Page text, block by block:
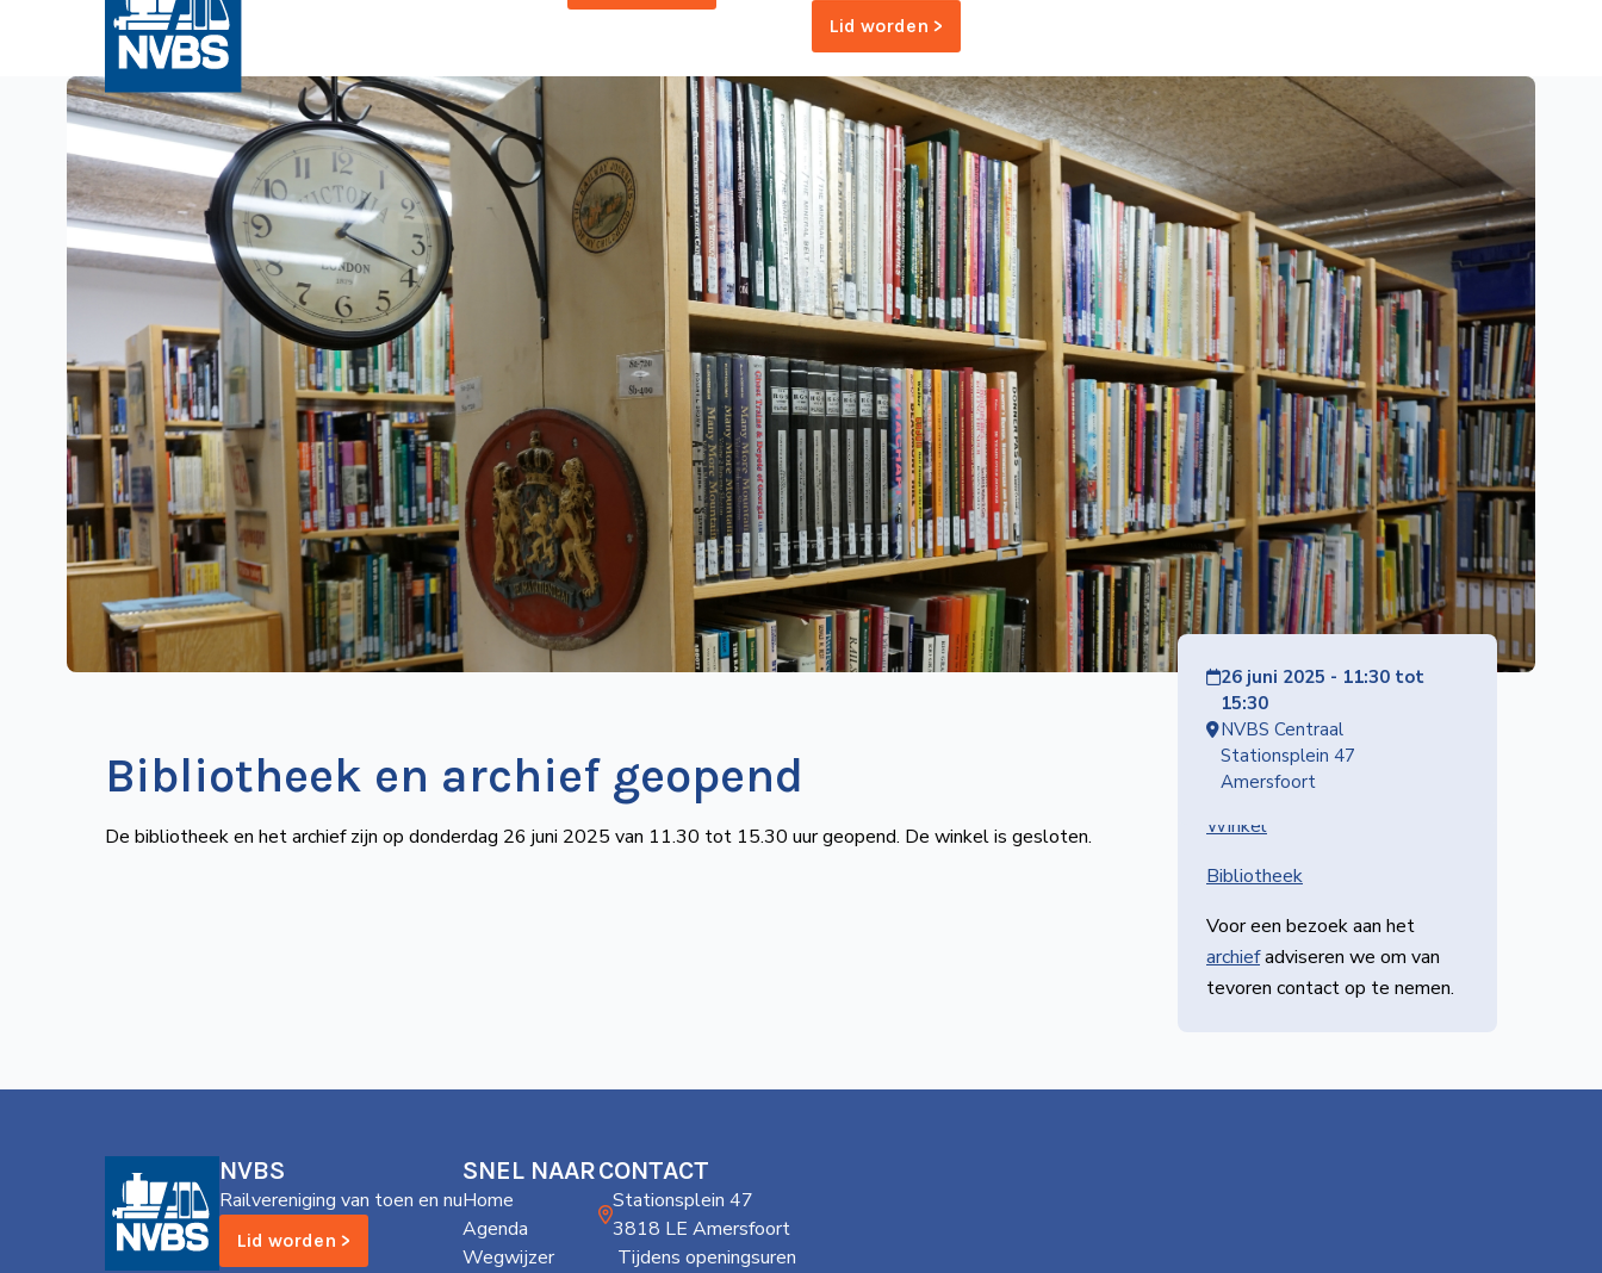
Lid worden >
26 juni 2025 - 11:30 tot
15:30
NVBS Centraal
Stationsplein 47
Amersfoort
Bibliotheek en archief geopend
De bibliotheek en het archief zijn op donderdag 26 juni 2025 van 11.30 tot 15.30 uur geopend. De winkel is gesloten.
IN NVBS CENTRAAL
Winkel
Bibliotheek
Voor een bezoek aan het
archiefadviseren we om van
tevoren contact op te nemen.
NVBS
Railvereniging van toen en nu
Lid worden >
SNEL NAAR
Home
Agenda
Wegwijzer
CONTACT
Stationsplein 47
3818 LE Amersfoort
Tijdens openingsuren